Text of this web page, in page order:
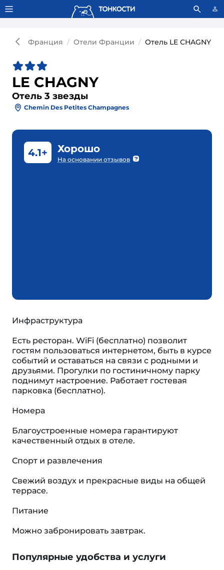
Тонкости используют сookie-файлы. Что это значит?
Франция Отели Франции Отель LE CHAGNY 3*
LE CHAGNY
Отель 3 звезды
Chemin Des Petites Champagnes
4.1+ Хорошо
На основании отзывов
Инфраструктура
Есть ресторан. WiFi (бесплатно) позволит
гостям пользоваться интернетом, быть в курсе
событий и оставаться на связи с родными и
друзьями. Прогулки по гостиничному парку
поднимут настроение. Работает гостевая
парковка (бесплатно).
Номера
Благоустроенные номера гарантируют
качественный отдых в отеле.
Спорт и развлечения
Свежий воздух и прекрасные виды на общей
террасе.
Питание
Можно забронировать завтрак.
Популярные удобства и услуги